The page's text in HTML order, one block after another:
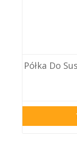
Półka Do